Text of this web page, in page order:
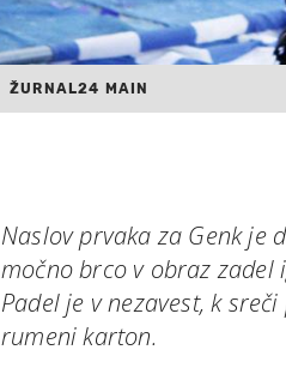
ŽURNAL24 MAIN
Naslov prvaka za Genk je
močno brco v obraz zadel
Padel je v nezavest, k
rumeni karton.